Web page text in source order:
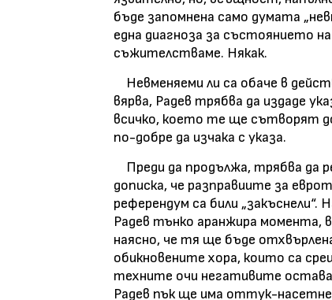
бъде запомнена само думата
една диагноза за състоянието
съжителстваме. Някак.
Невменяеми ли са обаче в
вярва, Радев трябва да издаде
всичко, което те ще сътворят
по-добре да изчака с указа.
Преди да продължа, трябва да
дописка, че разправиите за
референдум са били
Радев тънко аранжира момента,
наясно, че тя ще бъде
обикновените хора, които са
техните очи негативите
Радев пък ще има оттук-